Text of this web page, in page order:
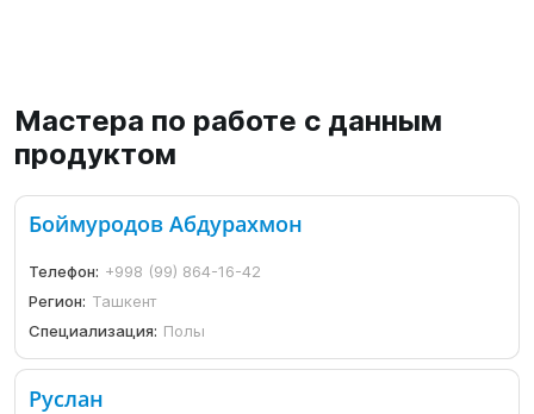
Мастера по работе с данным
продуктом
Боймуродов Абдурахмон
Телефон: +998 (99) 864-16-42
Регион: Ташкент
Специализация: Полы
Руслан